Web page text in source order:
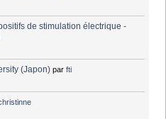
de stimulation électrique -
(Japon) parfti